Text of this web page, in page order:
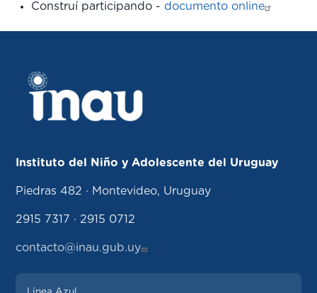
Construí participando - documento online
Instituto del Niño y Adolescente del Uruguay
Piedras 482 · Montevideo, Uruguay
2915 7317 · 2915 0712
contacto@inau.gub.uy